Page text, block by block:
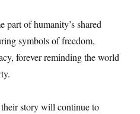
part of humanity’s shared
symbols of freedom,
forever reminding the world
story will continue to